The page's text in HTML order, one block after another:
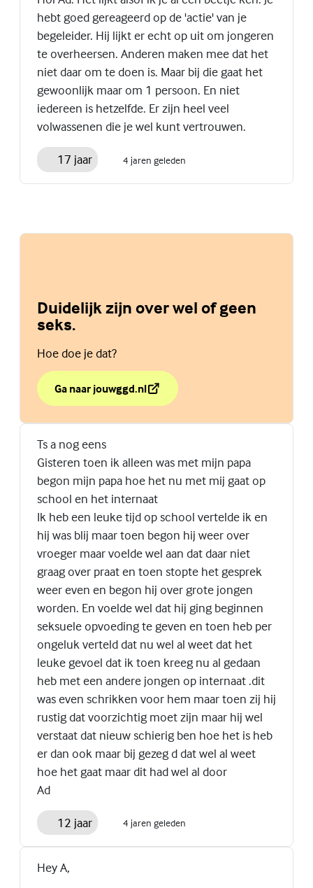
hebt goed gereageerd op de 'actie' van je
begeleider. Hij lijkt er echt op uit om jongeren
te overheersen. Anderen maken mee dat het
niet daar om te doen is. Maar bij die gaat het
gewoonlijk maar om 1 persoon. En niet
iedereen is hetzelfde. Er zijn heel veel
volwassenen die je wel kunt vertrouwen.
17 jaar 4 jaren geleden
Duidelijk zijn over wel of geen
seks.
Hoe doe je dat?
Ga naar jouwggd.nl
over Duidelijk zijn over wel of geen seks.
(Externe link)
Ts a nog eens
Gisteren toen ik alleen was met mijn papa
begon mijn papa hoe het nu met mij gaat op
school en het internaat
Ik heb een leuke tijd op school vertelde ik en
hij was blij maar toen begon hij weer over
vroeger maar voelde wel aan dat daar niet
graag over praat en toen stopte het gesprek
weer even en begon hij over grote jongen
worden. En voelde wel dat hij ging beginnen
seksuele opvoeding te geven en toen heb per
ongeluk verteld dat nu wel al weet dat het
leuke gevoel dat ik toen kreeg nu al gedaan
heb met een andere jongen op internaat .dit
was even schrikken voor hem maar toen zij hij
rustig dat voorzichtig moet zijn maar hij wel
verstaat dat nieuw schierig ben hoe het is heb
er dan ook maar bij gezeg d dat wel al weet
hoe het gaat maar dit had wel al door
Ad
12 jaar 4 jaren geleden
Hey A,